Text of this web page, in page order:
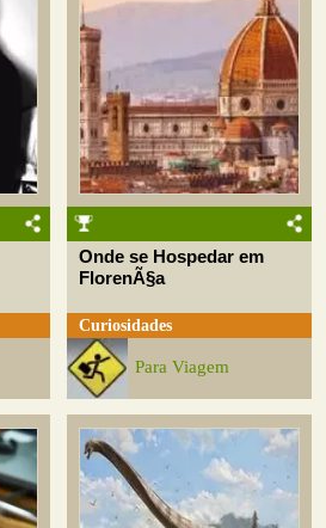
Onde se Hospedar em
FlorenÃ§a
Curiosidades
Para Viagem